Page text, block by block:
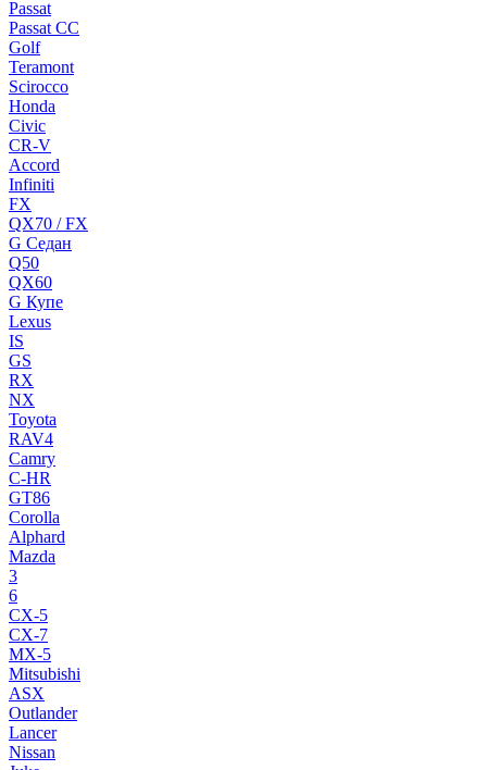
Passat
Passat CC
Golf
Teramont
Scirocco
Honda
Civic
CR-V
Accord
Infiniti
FX
QX70 / FX
G Cедан
Q50
QX60
G Купе
Lexus
IS
GS
RX
NX
Toyota
RAV4
Camry
C-HR
GT86
Corolla
Alphard
Mazda
3
6
CX-5
CX-7
MX-5
Mitsubishi
ASX
Outlander
Lancer
Nissan